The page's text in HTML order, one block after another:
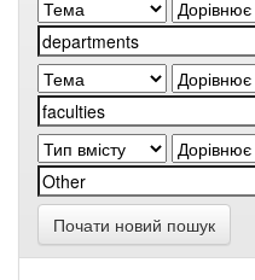
Почати новий пошук